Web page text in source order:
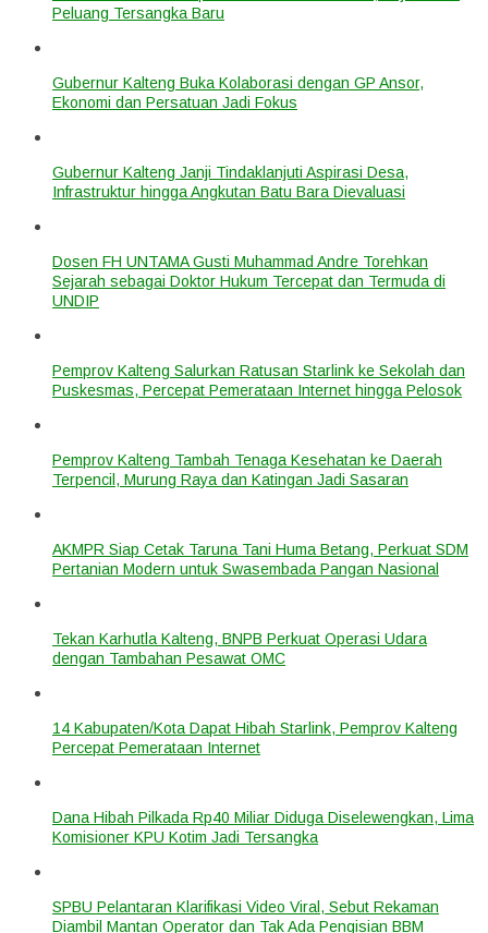
Peluang Tersangka Baru
Gubernur Kalteng Buka Kolaborasi dengan GP Ansor,
Ekonomi dan Persatuan Jadi Fokus
Gubernur Kalteng Janji Tindaklanjuti Aspirasi Desa,
Infrastruktur hingga Angkutan Batu Bara Dievaluasi
Dosen FH UNTAMA Gusti Muhammad Andre Torehkan
Sejarah sebagai Doktor Hukum Tercepat dan Termuda di
UNDIP
Pemprov Kalteng Salurkan Ratusan Starlink ke Sekolah dan
Puskesmas, Percepat Pemerataan Internet hingga Pelosok
Pemprov Kalteng Tambah Tenaga Kesehatan ke Daerah
Terpencil, Murung Raya dan Katingan Jadi Sasaran
AKMPR Siap Cetak Taruna Tani Huma Betang, Perkuat SDM
Pertanian Modern untuk Swasembada Pangan Nasional
Tekan Karhutla Kalteng, BNPB Perkuat Operasi Udara
dengan Tambahan Pesawat OMC
14 Kabupaten/Kota Dapat Hibah Starlink, Pemprov Kalteng
Percepat Pemerataan Internet
Dana Hibah Pilkada Rp40 Miliar Diduga Diselewengkan, Lima
Komisioner KPU Kotim Jadi Tersangka
SPBU Pelantaran Klarifikasi Video Viral, Sebut Rekaman
Diambil Mantan Operator dan Tak Ada Pengisian BBM